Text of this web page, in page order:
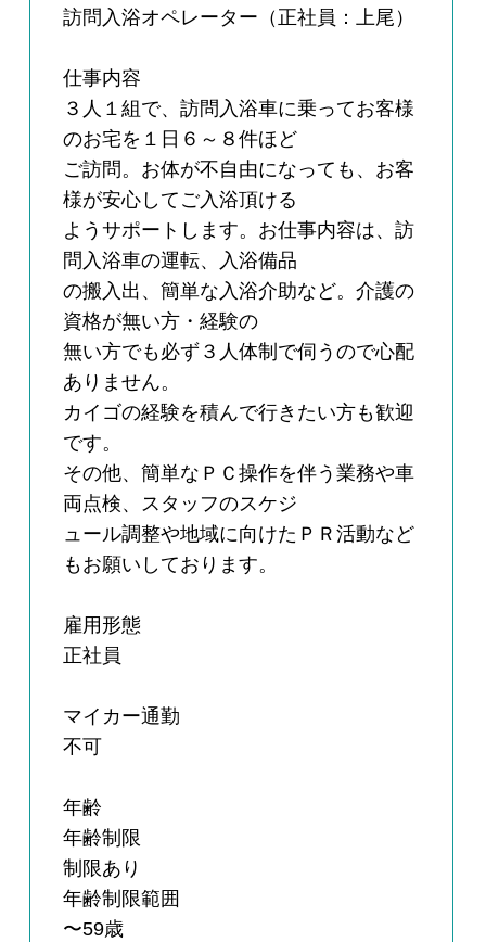
訪問入浴オペレーター（正社員：上尾）
仕事内容
３人１組で、訪問入浴車に乗ってお客様
のお宅を１日６～８件ほど
ご訪問。お体が不自由になっても、お客
様が安心してご入浴頂ける
ようサポートします。お仕事内容は、訪
問入浴車の運転、入浴備品
の搬入出、簡単な入浴介助など。介護の
資格が無い方・経験の
無い方でも必ず３人体制で伺うので心配
ありません。
カイゴの経験を積んで行きたい方も歓迎
です。
その他、簡単なＰＣ操作を伴う業務や車
両点検、スタッフのスケジ
ュール調整や地域に向けたＰＲ活動など
もお願いしております。
雇用形態
正社員
マイカー通勤
不可
年齢
年齢制限
制限あり
年齢制限範囲
〜59歳